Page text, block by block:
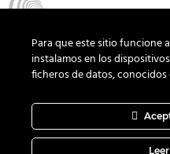
ADD
reservados.Política de
Para que este sitio funcione
instalamos en los
ficheros de datos,